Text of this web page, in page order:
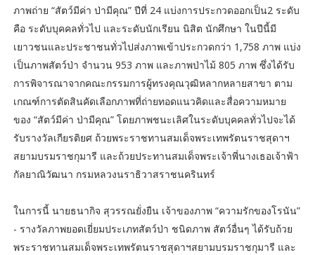
ภาพถ่าย “สัตว์มีค่า ป่ามีคุณ” ปีที่ 24 แบ่งการประกวดออกเป็น2 ระดับ
คือ ระดับบุคคลทั่วไป และระดับนักเรียน นิสิต นักศึกษา ในปีนี้มี
เยาวชนและประชาชนทั่วไปส่งภาพเข้าประกวดกว่า 1,758 ภาพ แบ่ง
เป็นภาพสัตว์ป่า จำนวน 953 ภาพ และภาพป่าไม้ 805 ภาพ ซึ่งได้รับ
การพิจารณาจากคณะกรรมการผู้ทรงคุณวุฒิหลากหลายสาขา ตาม
เกณฑ์การตัดสินคัดเลือกภาพที่ถ่ายทอดแนวคิดและสื่อความหมาย
ของ “สัตว์มีค่า ป่ามีคุณ” โดยภาพชนะเลิศในระดับบุคคลทั่วไปจะได้
รับรางวัลเกียรติยศ ถ้วยพระราชทานสมเด็จพระเทพรัตนราชสุดาฯ
สยามบรมราชกุมารี และถ้วยประทานสมเด็จพระเจ้าพี่นางเธอเจ้าฟ้า
กัลยาณิวัฒนา กรมหลวงนราธิวาสราชนครินทร์
ในการนี้ นายธนากิจ สุวรรณยั่งยืน เจ้าของภาพ “ความรักของโรนัน”
- รางวัลภาพยอดเยี่ยมประเภทสัตว์ป่า ชนิดภาพ สัตว์อื่นๆ ได้รับถ้วย
พระราชทานสมเด็จพระเทพรัตนราชสุดาฯสยามบรมราชกุมารี และ